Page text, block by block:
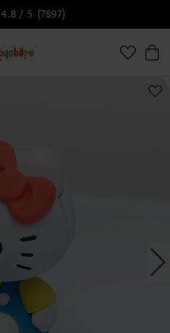
4.8 / 5 (7897)